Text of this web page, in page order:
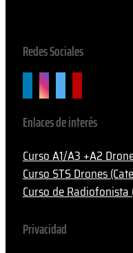
Redes Sociales
Enlaces de interés
Curso A1/A3 +A2
Curso STS Drones
Curso de Radiofonista
Privacidad